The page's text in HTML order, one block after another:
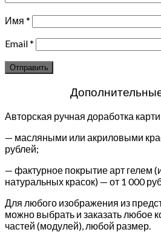
Имя *
Email*
Авторская ручная доработка
— масляными или акриловыми
рублей;
— фактурное покрытие арт гелем
натуральных красок) — от 1 000
Для любого изображения из
можно выбрать и заказать любое
частей (модулей), любой размер.